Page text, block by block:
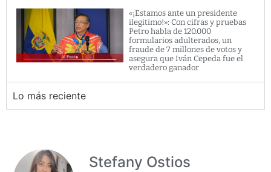
«¡Estamos ante un presidente
ilegitimo!»: Con cifras y pruebas
Petro habla de 120.000
formularios adulterados, un
fraude de 7 millones de votos y
asegura que Iván Cepeda fue el
verdadero ganador
Lo más reciente
Stefany Ostios